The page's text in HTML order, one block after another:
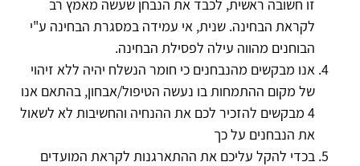
זו חשובה ראשית, לכבד את הנבחן שעשה מאמץ רב
לקראת הבחינה. שנית, אי עמידה במסגרת הבחינה ע"י
הבוחנים מהווה עילה לפסילת הבחינה.
אנו מבקשים מהנבחנים כי חומר הנשלח יהיה ללא זיהוי
של מקום ההתמחות בו נעשה הטיפול/אבחון, בהתאם אנו
4 מבקשים להזכיר לכם את ההנחיה והחשיבות לא לשאול
את הנבחנים על כך
בכדי להקל עליכם את ההתארגנות לקראת המועדים